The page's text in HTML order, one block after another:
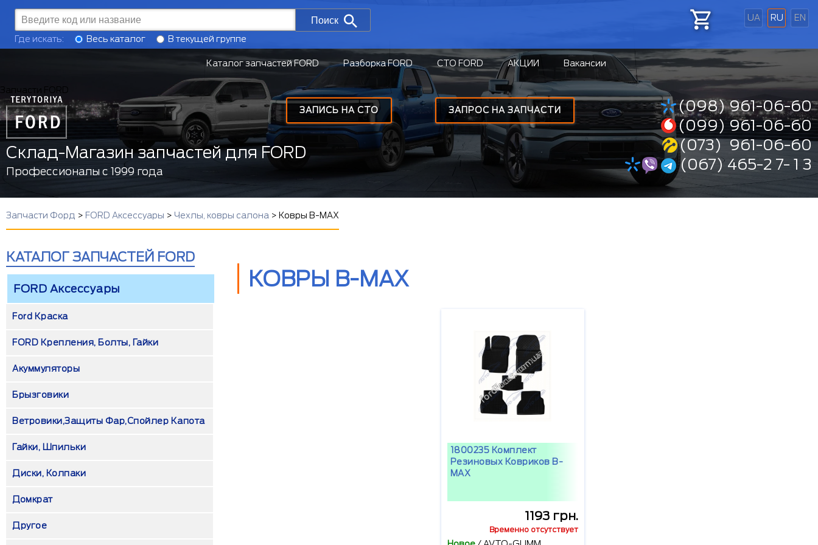
UA RU EN
ЗАПРОС НА ЗАПЧАСТИ
ЗАПИСЬ НА СТО
Поиск
Где искать: Весь каталог В текущей группе
Каталог запчастей FORD Разборка FORD СТО FORD АКЦИИ Вакансии
Склад-Магазин запчастей для FORD
Профессионалы с 1999 года
(098) 961-06-60
(099) 961-06-60
(073) 961-06-60
(067) 465-2 7- 1 3
Запчасти Форд > FORD Аксессуары > Чехлы, ковры салона > Ковры B-MAX
КАТАЛОГ ЗАПЧАСТЕЙ FORD
FORD Аксессуары
Ford Краска
FORD Крепления, Болты, Гайки
Акуммуляторы
Брызговики
Ветровики,защиты Фар,спойлер Капота
Гайки, Шпильки
Диски, Колпаки
Домкрат
Другое
КОВРЫ B-MAX
1800235 Комплект
Резиновых Ковриков B-
MAX
1193 грн.
Временно отсутствует